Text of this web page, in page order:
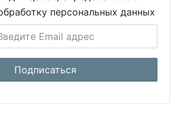
персональных данных